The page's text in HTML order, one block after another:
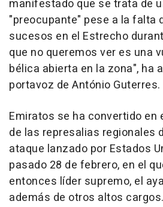
manifestado que se trata de
"preocupante" pese a la falta
sucesos en el Estrecho
que no queremos ver es una
bélica abierta en la zona", ha
portavoz de António Guterres.
Emiratos se ha convertido en
de las represalias regionales
ataque lanzado por Estados
pasado 28 de febrero, en el
entonces líder supremo, el
además de otros altos cargos.